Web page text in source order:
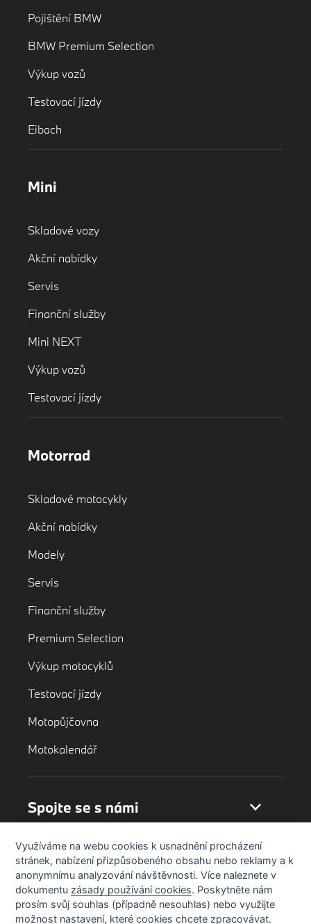
Pojištění BMW
BMW Premium Selection
Výkup vozů
Testovací jízdy
Eibach
Mini
Skladové vozy
Akční nabídky
Servis
Finanční služby
Mini NEXT
Výkup vozů
Testovací jízdy
Motorrad
Skladové motocykly
Akční nabídky
Modely
Servis
Finanční služby
Premium Selection
Výkup motocyklů
Testovací jízdy
Motopůjčovna
Motokalendář
Spojte se s námi
Využíváme na webu cookies k usnadnění procházení
stránek, nabízení přizpůsobeného obsahu nebo reklamy a k
anonymnímu analyzování návštěvnosti. Více naleznete v
dokumentu zásady používání cookies. Poskytněte nám
prosím svůj souhlas (případně nesouhlas) nebo využijte
možnost nastavení, které cookies chcete zpracovávat.